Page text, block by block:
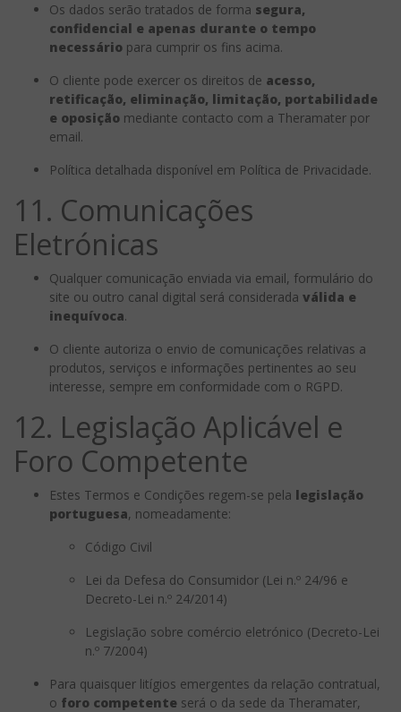
Os dados serão tratados de forma segura,
confidencial e apenas durante o tempo
necessário para cumprir os fins acima.
O cliente pode exercer os direitos de acesso,
retificação, eliminação, limitação, portabilidade
e oposição mediante contacto com a Theramater por
email.
Política detalhada disponível em Política de Privacidade.
11. Comunicações
Eletrónicas
Qualquer comunicação enviada via email, formulário do
site ou outro canal digital será considerada válida e
inequívoca.
O cliente autoriza o envio de comunicações relativas a
produtos, serviços e informações pertinentes ao seu
interesse, sempre em conformidade com o RGPD.
12. Legislação Aplicável e
Foro Competente
Estes Termos e Condições regem-se pela legislação
portuguesa, nomeadamente:
Código Civil
Lei da Defesa do Consumidor (Lei n.º 24/96 e
Decreto-Lei n.º 24/2014)
Legislação sobre comércio eletrónico (Decreto-Lei
n.º 7/2004)
Para quaisquer litígios emergentes da relação contratual,
o foro competente será o da sede da Theramater,